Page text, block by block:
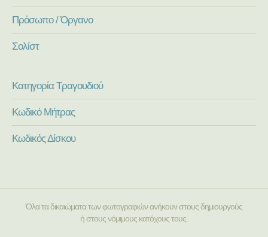
Πρόσωπο / Όργανο
Σολίστ
Κατηγορία Τραγουδιού
Κωδικό Μήτρας
Κωδικός Δίσκου
Όλα τα δικαιώματα των φωτογραφιών ανήκουν στους δημιουργούς
ή στους νόμιμους κατόχους τους.